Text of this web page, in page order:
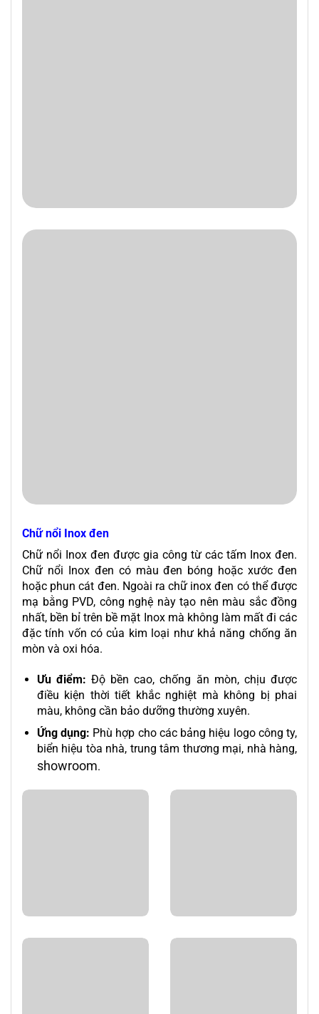
Chữ nổi Inox đen
Chữ nổi Inox đen được gia công từ các tấm Inox đen.
Chữ nổi Inox đen có màu đen bóng hoặc xước đen
hoặc phun cát đen. Ngoài ra chữ inox đen có thể được
mạ bằng PVD, công nghệ này tạo nên màu sắc đồng
nhất, bền bỉ trên bề mặt Inox mà không làm mất đi các
đặc tính vốn có của kim loại như khả năng chống ăn
mòn và oxi hóa.
Ưu điểm: Độ bền cao, chống ăn mòn, chịu được
điều kiện thời tiết khắc nghiệt mà không bị phai
màu, không cần bảo dưỡng thường xuyên.
Ứng dụng: Phù hợp cho các bảng hiệu logo công ty,
biển hiệu tòa nhà, trung tâm thương mại, nhà hàng,
showroom.